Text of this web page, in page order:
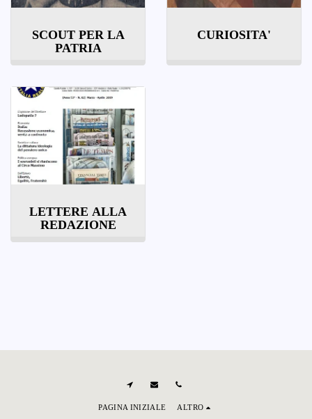
SCOUT PER LA
PATRIA
CURIOSITA'
LETTERE ALLA
REDAZIONE
PAGINA INIZIALE ALTRO